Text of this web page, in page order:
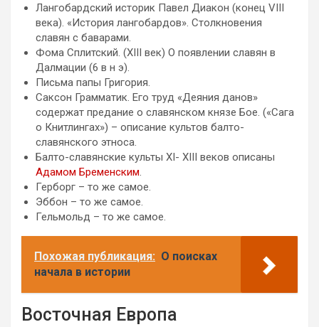
Лангобардский историк Павел Диакон (конец VIII
века). «История лангобардов». Столкновения
славян с баварами.
Фома Сплитский. (XIII век) О появлении славян в
Далмации (6 в н э).
Письма папы Григория.
Саксон Грамматик. Его труд «Деяния данов»
содержат предание о славянском князе Бое. («Сага
о Книтлингах») – описание культов балто-
славянского этноса.
Балто-славянские культы XI- XIII веков описаны
Адамом Бременским.
Герборг – то же самое.
Эббон – то же самое.
Гельмольд – то же самое.
Похожая публикация: О поисках
начала в истории
Восточная Европа